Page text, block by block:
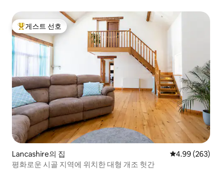
상위 게스트 선호
게스트 선호
Lancashire의 집 평점 4.99점(5
4.99 (263)
평화로운 시골 지역에 위치한 대형 개조 헛간